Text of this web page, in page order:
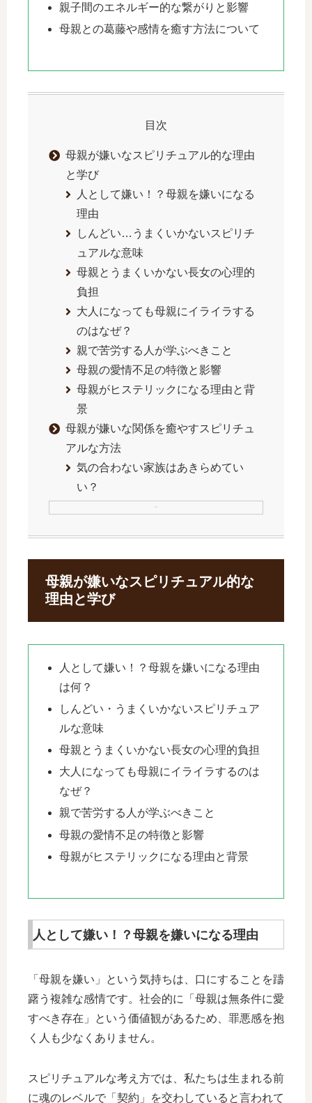
親子間のエネルギー的な繋がりと影響
母親との葛藤や感情を癒す方法について
目次
母親が嫌いなスピリチュアル的な理由
と学び
人として嫌い！？母親を嫌いになる
理由
しんどい…うまくいかないスピリチ
ュアルな意味
母親とうまくいかない長女の心理的
負担
大人になっても母親にイライラする
のはなぜ？
親で苦労する人が学ぶべきこと
母親の愛情不足の特徴と影響
母親がヒステリックになる理由と背
景
母親が嫌いな関係を癒やすスピリチュ
アルな方法
気の合わない家族はあきらめてい
い？
母親が嫌いなスピリチュアル的な
理由と学び
人として嫌い！？母親を嫌いになる理由
は何？
しんどい・うまくいかないスピリチュア
ルな意味
母親とうまくいかない長女の心理的負担
大人になっても母親にイライラするのは
なぜ？
親で苦労する人が学ぶべきこと
母親の愛情不足の特徴と影響
母親がヒステリックになる理由と背景
人として嫌い！？母親を嫌いになる理由
「母親を嫌い」という気持ちは、口にすることを躊
躇う複雑な感情です。社会的に「母親は無条件に愛
すべき存在」という価値観があるため、罪悪感を抱
く人も少なくありません。
スピリチュアルな考え方では、私たちは生まれる前
に魂のレベルで「契約」を交わしていると言われて